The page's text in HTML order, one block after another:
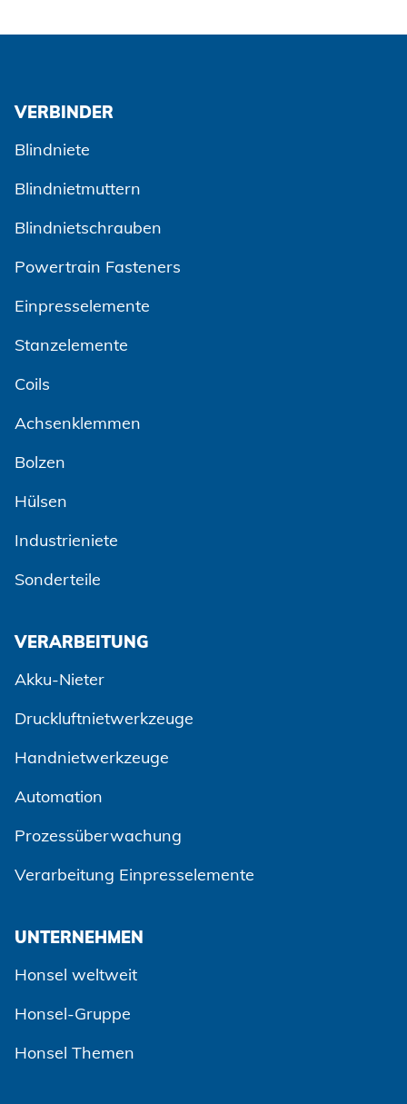
VERBINDER
Blindniete
Blindnietmuttern
Blindnietschrauben
Powertrain Fasteners
Einpresselemente
Stanzelemente
Coils
Achsenklemmen
Bolzen
Hülsen
Industrieniete
Sonderteile
VERARBEITUNG
Akku-Nieter
Druckluftnietwerkzeuge
Handnietwerkzeuge
Automation
Prozessüberwachung
Verarbeitung Einpresselemente
UNTERNEHMEN
Honsel weltweit
Honsel-Gruppe
Honsel Themen